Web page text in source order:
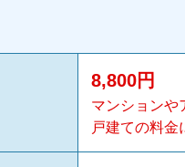
8,800円
マンションや
戸建ての料金